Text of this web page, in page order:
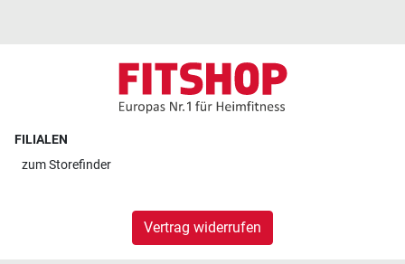
FILIALEN
zumStorefinder
Vertrag widerrufen